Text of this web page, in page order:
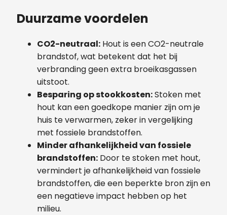
Duurzame voordelen
CO2-neutraal: Hout is een CO2-neutrale
brandstof, wat betekent dat het bij
verbranding geen extra broeikasgassen
uitstoot.
Besparing op stookkosten:Stoken met
hout kan een goedkope manier zijn om je
huis te verwarmen, zeker in vergelijking
met fossiele brandstoffen.
Minder afhankelijkheid van fossiele
brandstoffen: Door te stoken met hout,
vermindert je afhankelijkheid van fossiele
brandstoffen, die een beperkte bron zijn en
een negatieve impact hebben op het
milieu.